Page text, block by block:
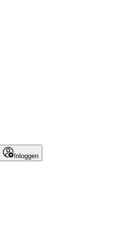
Inloggen